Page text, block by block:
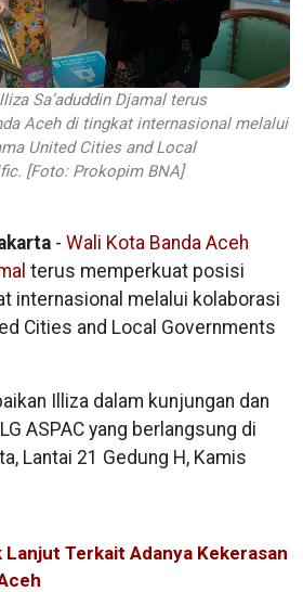
Sa’aduddin Djamal terus
Aceh di tingkat internasional melalui
United Cities and Local
[Foto: Prokopim BNA]
- Wali Kota Banda Aceh
terus memperkuat posisi
internasional melalui kolaborasi
Cities and Local Governments
Illiza dalam kunjungan dan
ASPAC yang berlangsung di
Lantai 21 Gedung H, Kamis
Terkait Adanya Kekerasan